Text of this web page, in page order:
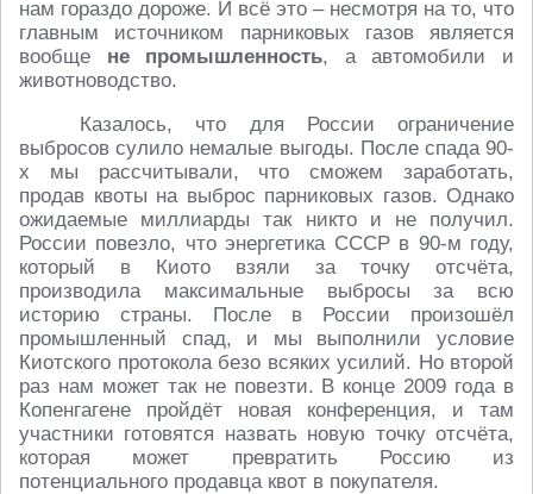
нам гораздо дороже. И всё это – несмотря на то, что
главным источником парниковых газов является
вообще не промышленность, а автомобили и
животноводство.
Казалось, что для России ограничение
выбросов сулило немалые выгоды. После спада 90-
х мы рассчитывали, что сможем заработать,
продав квоты на выброс парниковых газов. Однако
ожидаемые миллиарды так никто и не получил.
России повезло, что энергетика СССР в 90-м году,
который в Киото взяли за точку отсчёта,
производила максимальные выбросы за всю
историю страны. После в России произошёл
промышленный спад, и мы выполнили условие
Киотского протокола безо всяких усилий. Но второй
раз нам может так не повезти. В конце 2009 года в
Копенгагене пройдёт новая конференция, и там
участники готовятся назвать новую точку отсчёта,
которая может превратить Россию из
потенциального продавца квот в покупателя.